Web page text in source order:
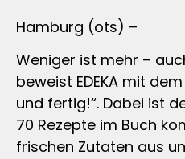
Hamburg (ots) –
Weniger ist mehr –
beweist EDEKA mit
und fertig!“. Dabei ist
70 Rezepte im Buch
frischen Zutaten aus